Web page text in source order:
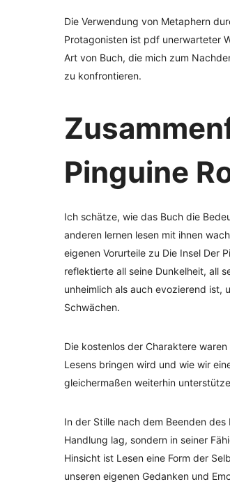
Die Verwendung von Metaphern
Protagonisten ist pdf unerwarteter
Art von Buch, die mich zum
zu konfrontieren.
Pinguine
Ich schätze, wie das Buch die
anderen lernen lesen mit ihnen
eigenen Vorurteile zu Die Insel Der
reflektierte all seine Dunkelheit, all
unheimlich als auch evozierend ist,
Schwächen.
Die kostenlos der Charaktere
Lesens bringen wird und wie wir
gleichermaßen weiterhin
In der Stille nach dem Beenden
Handlung lag, sondern in seiner
Hinsicht ist Lesen eine Form der
unseren eigenen Gedanken und